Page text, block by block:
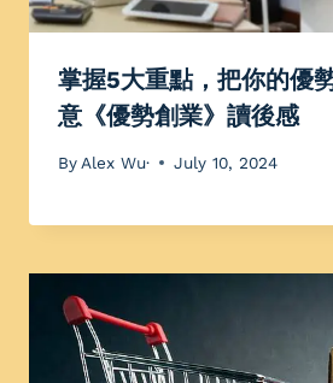
掌握5大重點，把你的優
意《優勢創業》讀後感
By Alex Wu· July 10, 2024